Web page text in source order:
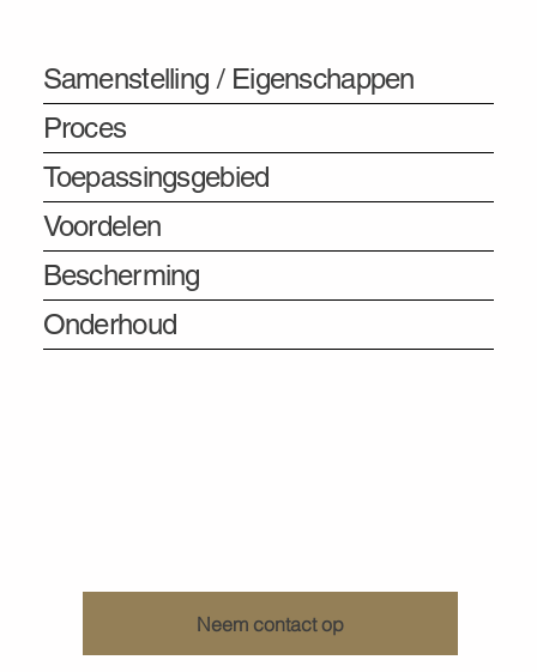
Samenstelling / Eigenschappen
Proces
Toepassingsgebied
Voordelen
Bescherming
Onderhoud
Neem contact op